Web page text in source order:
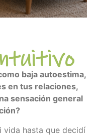
baja autoestima,
en tus relaciones,
sensación general
vida hasta que decidí